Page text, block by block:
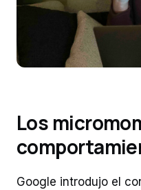
Los
Google introdujo el